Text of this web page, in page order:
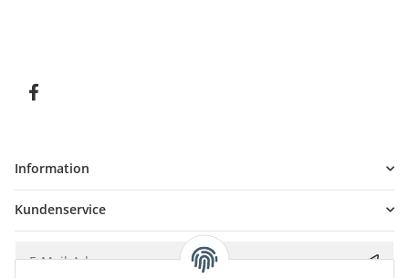
Information
Kundenservice